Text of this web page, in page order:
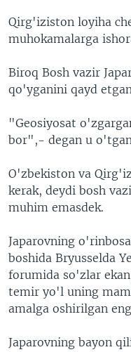
Qirg'iziston loyiha
muhokamalarga
Biroq Bosh vazir
qo'yganini qayd
"Geosiyosat
bor",- degan u
O'zbekiston va
kerak, deydi bosh
muhim emasdek.
Japarovning
boshida Bryusselda
forumida so'zlar
temir yo'l uning
amalga oshirilgan
Japarovning bayon